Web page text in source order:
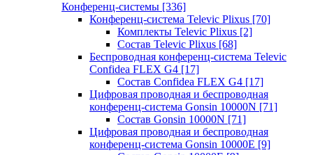
Конференц-системы [336]
Конференц-система Televic Plixus [70]
Комплекты Televic Plixus [2]
Состав Televic Plixus [68]
Беспроводная конференц-система Televic
Confidea FLEX G4 [17]
Состав Confidea FLEX G4 [17]
Цифровая проводная и беспроводная
конференц-система Gonsin 10000N [71]
Состав Gonsin 10000N [71]
Цифровая проводная и беспроводная
конференц-система Gonsin 10000E [9]